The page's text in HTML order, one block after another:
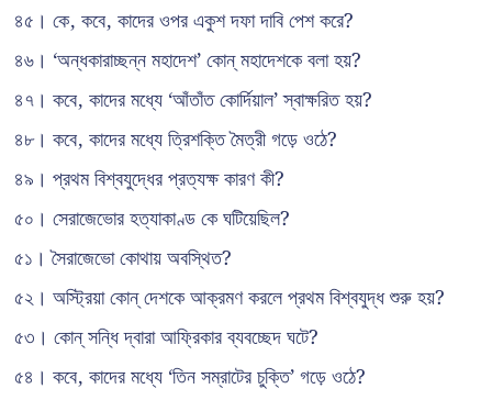
৪৫। কে, কবে, কাদের ওপর একুশ দফা দাবি পেশ করে?
৪৬। ‘অন্ধকারাচ্ছন্ন মহাদেশ’ কোন্ মহাদেশকে বলা হয়?
৪৭। কবে, কাদের মধ্যে ‘আঁতাঁত কোর্দিয়াল’ স্বাক্ষরিত হয়?
৪৮। কবে, কাদের মধ্যে ত্রিশক্তি মৈত্রী গড়ে ওঠে?
৪৯। প্রথম বিশ্বযুদ্ধের প্রত্যক্ষ কারণ কী?
৫০। সেরাজেভোর হত্যাকাণ্ড কে ঘটিয়েছিল?
৫১। সৈরাজেভো কোথায় অবস্থিত?
৫২। অস্ট্রিয়া কোন্ দেশকে আক্রমণ করলে প্রথম বিশ্বযুদ্ধ শুরু হয়?
৫৩। কোন্ সন্ধি দ্বারা আফ্রিকার ব্যবচ্ছেদ ঘটে?
৫৪। কবে, কাদের মধ্যে ‘তিন সম্রাটের চুক্তি’ গড়ে ওঠে?